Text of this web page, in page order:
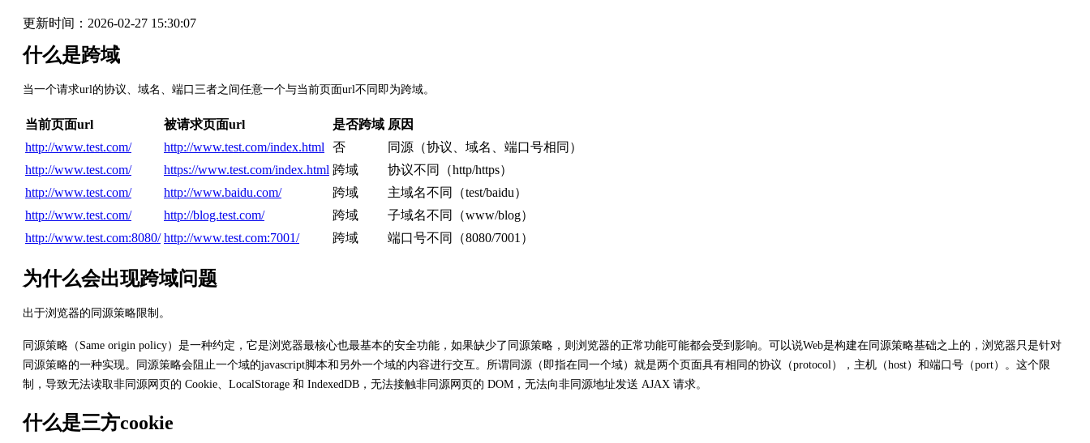
更新时间： 2026-02-27 15:30:07
什么是跨域
当一个请求url的协议、域名、端口三者之间任意一个与当前页面url不同即为跨域。
当前页面url 被请求页面url 是否跨域 原因
http://www.test.com/
http://www.test.com/index.html 否
同源（协议、域名、端口号相同）
http://www.test.com/
https://www.test.com/index.html 跨域
协议不同（http/https）
http://www.test.com/
http://www.baidu.com/ 跨域
主域名不同（test/baidu）
http://www.test.com/
http://blog.test.com/ 跨域
子域名不同（www/blog）
http://www.test.com:8080/ http://www.test.com:7001/ 跨域 端口号不同（8080/7001）
为什么会出现跨域问题
出于浏览器的同源策略限制。
同源策略（Same origin policy）是一种约定，它是浏览器最核心也最基本的安全功能，如果缺少了同源策略，则浏览器的正常功能可能都会受到影响。可以说Web是构建在同源策略基础之上的，浏览器只是针对
同源策略的一种实现。同源策略会阻止一个域的javascript脚本和另外一个域的内容进行交互。所谓同源（即指在同一个域）就是两个页面具有相同的协议（protocol），主机（host）和端口号（port）。这个限
制，导致无法读取非同源网页的 Cookie、LocalStorage 和 IndexedDB，无法接触非同源网页的 DOM，无法向非同源地址发送 AJAX 请求。
什么是三方cookie